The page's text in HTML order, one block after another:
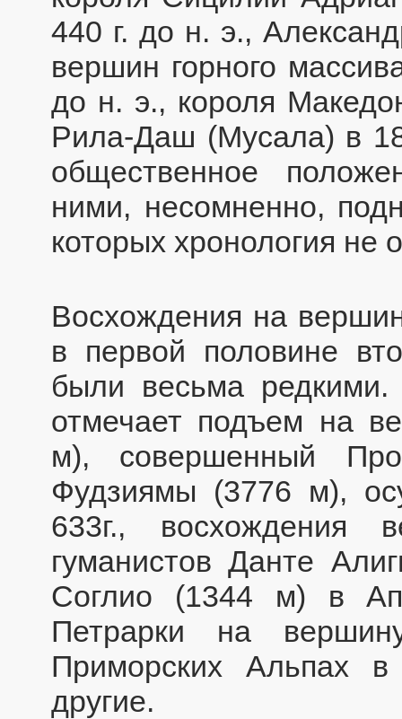
440 г. до н. э.,
вершин горного
до н. э., короля
Рила-Даш (Мусала) в
общественное
ними, несомненно,
которых хронология не
Восхождения на
в первой половине
были весьма
отмечает подъем на
м), совершенный
Фудзиямы (3776 м),
633г., восхождения
гуманистов Данте
Соглио (1344 м) в
Петрарки на
Приморских Альпах
другие.